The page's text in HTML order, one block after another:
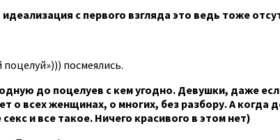
с первого взгляда это ведь тоже
посмеялись.
до поцелуев с кем угодно. Девушки, даже
о всех женщинах, о многих, без разбору. А когда
и все такое. Ничего красивого в этом нет)